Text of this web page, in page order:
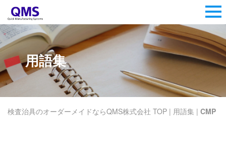
用語集
検査治具のオーダーメイドならQMS株式会社 TOP | 用語集 | CMP